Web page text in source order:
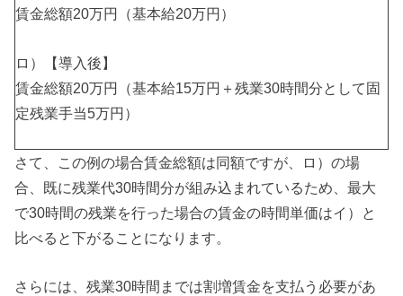
賃金総額20万円（基本給20万円）
ロ）【導入後】
賃金総額20万円（基本給15万円＋残業30時間分として固
定残業手当5万円）
さて、この例の場合賃金総額は同額ですが、ロ）の場
合、既に残業代30時間分が組み込まれているため、最大
で30時間の残業を行った場合の賃金の時間単価はイ）と
比べると下がることになります。
さらには、残業30時間までは割増賃金を支払う必要があ